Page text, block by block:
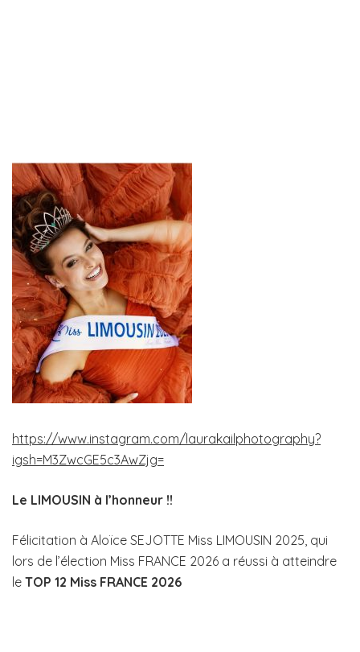
https://www.instagram.com/laurakailphotography?
igsh=M3ZwcGE5c3AwZjg=
Le LIMOUSIN à l’honneur !!
Félicitation à Aloïce SEJOTTE Miss LIMOUSIN 2025, qui
lors de l’élection Miss FRANCE 2026 a réussi à atteindre
le TOP 12 Miss FRANCE 2026